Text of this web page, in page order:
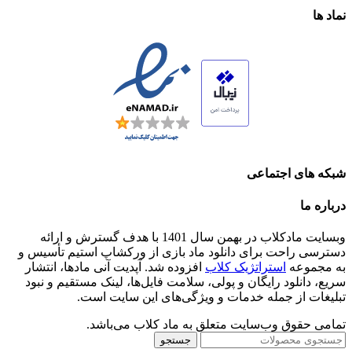
نماد ها
شبکه های اجتماعی
درباره ما
وبسایت مادکلاب در بهمن سال 1401 با هدف گسترش و ارائه
دسترسی راحت برای دانلود ماد بازی از ورکشاپ استیم تأسیس و
به مجموعه استراتژیک کلاب افزوده شد. آپدیت آنی مادها، انتشار
سریع، دانلود رایگان و پولی، سلامت فایل‌ها، لینک مستقیم و نبود
تبلیغات از جمله خدمات و ویژگی‌های این سایت است.
تمامی حقوق وب‌سایت متعلق به ماد کلاب می‌باشد.
جستجو